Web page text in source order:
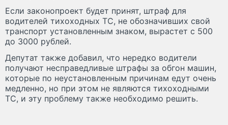
Если законопроект будет принят, штраф для
водителей тихоходных ТС, не обозначивших свой
транспорт установленным знаком, вырастет с 500
до 3000 рублей.
Депутат также добавил, что нередко водители
получают несправедливые штрафы за обгон машин,
которые по неустановленным причинам едут очень
медленно, но при этом не являются тихоходными
ТС, и эту проблему также необходимо решить.